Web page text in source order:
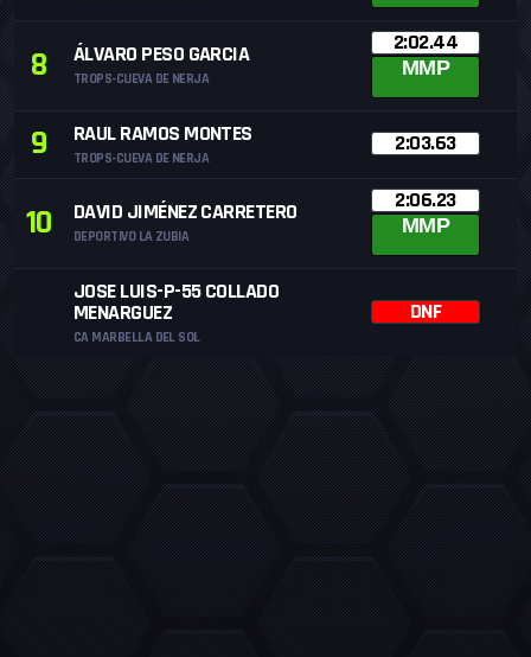
8 ÁLVARO PESO GARCIA
TROPS-CUEVA DE NERJA
2:02.44
MMP
9 RAUL RAMOS MONTES
TROPS-CUEVA DE NERJA
2:03.63
10 DAVID JIMÉNEZ CARRETERO
DEPORTIVO LA ZUBIA
2:06.23
MMP
JOSE LUIS-P-55 COLLADO
MENARGUEZ
CA MARBELLA DEL SOL
DNF